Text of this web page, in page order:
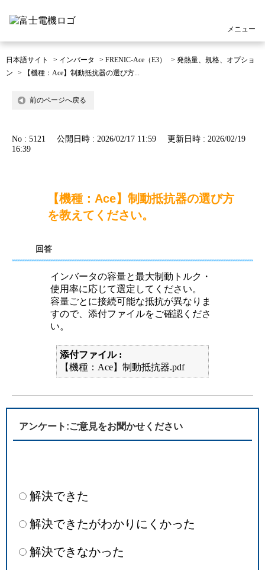
メニュー
日本語サイト > インバータ > FRENIC-Ace（E3） > 発熱量、規格、オプショ
ン
> 【機種：Ace】制動抵抗器の選び方...
前のページへ戻る
No : 5121 公開日時 : 2026/02/17 11:59
更新日時 : 2026/02/19
16:39
【機種：Ace】制動抵抗器の選び方
を教えてください。
回答
インバータの容量と最大制動トルク・
使用率に応じて選定してください。
容量ごとに接続可能な抵抗が異なりま
すので、添付ファイルをご確認くださ
い。
添付ファイル :
【機種：Ace】制動抵抗器.pdf
アンケート:ご意見をお聞かせください
解決できた
解決できたがわかりにくかった
解決できなかった